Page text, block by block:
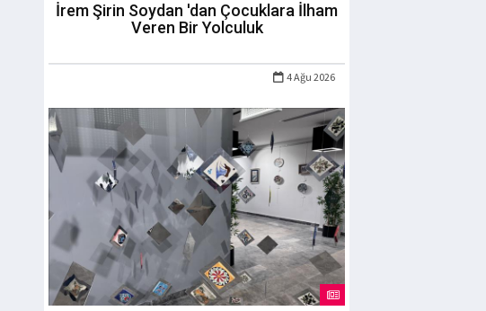
İrem Şirin Soydan 'dan Çocuklara İlham
Veren Bir Yolculuk
4 Ağu 2026